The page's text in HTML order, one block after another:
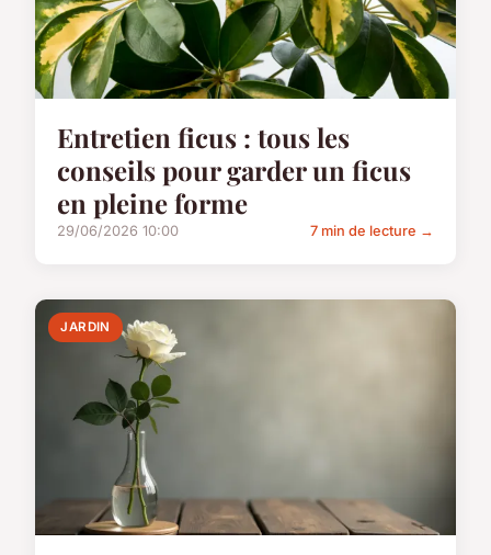
Entretien ficus : tous les
conseils pour garder un ficus
en pleine forme
29/06/2026 10:00 7 min de lecture →
JARDIN